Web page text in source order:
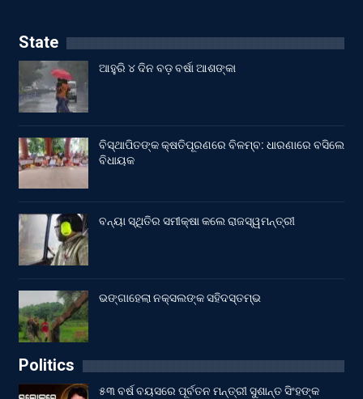
State
ଆହୁରି ୪ ଦିନ ବଡ଼ ବର୍ଷା ଆଶଙ୍କା
ବିସ୍ଥାପିତଙ୍କ କ୍ଷତିପୂରଣରେ ବିଳମ୍ବ: ଧାରଣାରେ ବସିଲେ
ବିଧାୟକ
ବନ୍ୟା ସ୍ଥିତିର ସମୀକ୍ଷା କଲେ ରାଜସ୍ୱମନ୍ତ୍ରୀ
ଭଙ୍ଗାହେଲା ନକ୍ସଲଙ୍କ ସହିଦସ୍ତମ୍ଭ
Politics
୫୩ ବର୍ଷ ବୟସରେ ପୂର୍ବତନ ମନ୍ତ୍ରୀ ସୁଶାନ୍ତ ସିଂହଙ୍କ